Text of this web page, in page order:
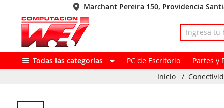
Marchant Pereira 150, Providencia
Todas las categorías PC de Escritorio Partes y
Inicio
/